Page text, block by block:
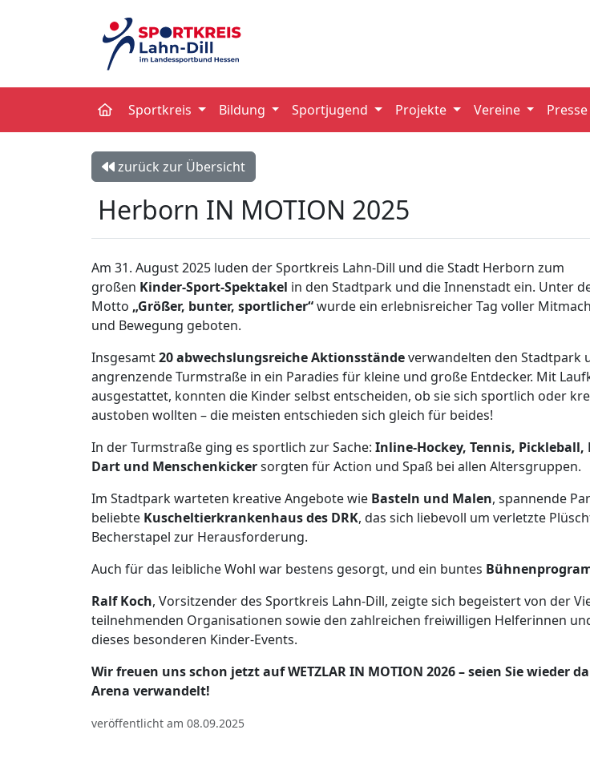
Sportkreis Bildung Sportjugend Projekte Vereine Presse
zurück zur Übersicht
Herborn IN MOTION 2025
Am 31. August 2025 luden der Sportkreis Lahn-Dill und die Stadt Herborn zum
großen Kinder-Sport-Spektakel in den Stadtpark und die Innenstadt ein. Unter
Motto „Größer, bunter, sportlicher“wurde ein erlebnisreicher Tag voller
und Bewegung geboten.
Insgesamt20 abwechslungsreiche Aktionsständeverwandelten den Stadtpark
angrenzende Turmstraße in ein Paradies für kleine und große Entdecker. Mit
ausgestattet, konnten die Kinder selbst entscheiden, ob sie sich sportlich oder
austoben wollten – die meisten entschieden sich gleich für beides!
In der Turmstraße ging es sportlich zur Sache: Inline-Hockey, Tennis, Pickleball,
Dart und Menschenkickersorgten für Action und Spaß bei allen Altersgruppen.
Im Stadtpark warteten kreative Angebote wie Basteln und Malen, spannende
beliebte Kuscheltierkrankenhaus des DRK, das sich liebevoll um verletzte
Becherstapel zur Herausforderung.
Auch für das leibliche Wohl war bestens gesorgt, und ein buntes
Ralf Koch, Vorsitzender des Sportkreis Lahn-Dill, zeigte sich begeistert von der
teilnehmenden Organisationen sowie den zahlreichen freiwilligen Helferinnen
dieses besonderen Kinder-Events.
Wir freuen uns schon jetzt auf WETZLAR IN MOTION 2026 – seien Sie
Arena verwandelt!
veröffentlicht am 08.09.2025